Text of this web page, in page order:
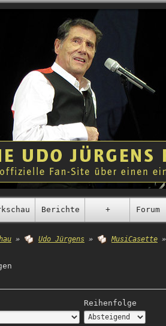
Berichte + Forum
» Udo Jürgens » MusiCasette »
Reihenfolge